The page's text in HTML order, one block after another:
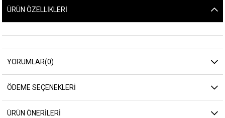
ÜRÜN ÖZELLIKLERI
YORUMLAR(0)
ÖDEME SEÇENEKLERI
ÜRÜN ÖNERILERI